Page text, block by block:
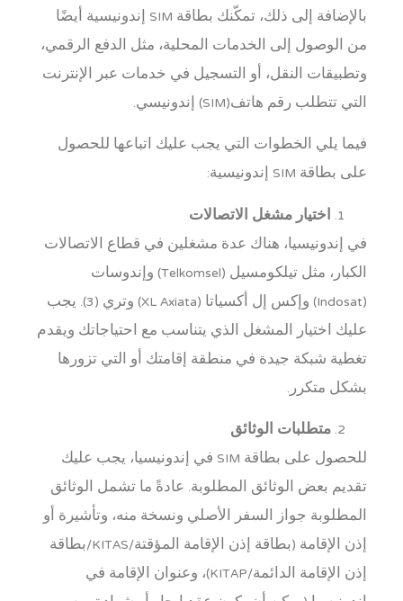
بالإضافة إلى ذلك، تمكّنك بطاقة SIM إندونيسية أيضًا
من الوصول إلى الخدمات المحلية، مثل الدفع الرقمي،
وتطبيقات النقل، أو التسجيل في خدمات عبر الإنترنت
التي تتطلب رقم هاتف(SIM) إندونيسي.
فيما يلي الخطوات التي يجب عليك اتباعها للحصول
على بطاقة SIM إندونيسية:
اختيار مشغل الاتصالات
في إندونيسيا، هناك عدة مشغلين في قطاع الاتصالات
الكبار، مثل تيلكومسيل (Telkomsel) وإندوسات
(Indosat) وإكس إل أكسياتا (XL Axiata) وتري (3). يجب
عليك اختيار المشغل الذي يتناسب مع احتياجاتك ويقدم
تغطية شبكة جيدة في منطقة إقامتك أو التي تزورها
بشكل متكرر.
متطلبات الوثائق
للحصول على بطاقة SIM في إندونيسيا، يجب عليك
تقديم بعض الوثائق المطلوبة. عادةً ما تشمل الوثائق
المطلوبة جواز السفر الأصلي ونسخة منه، وتأشيرة أو
إذن الإقامة (بطاقة إذن الإقامة المؤقتة/KITAS/بطاقة
إذن الإقامة الدائمة/KITAP)، وعنوان الإقامة في